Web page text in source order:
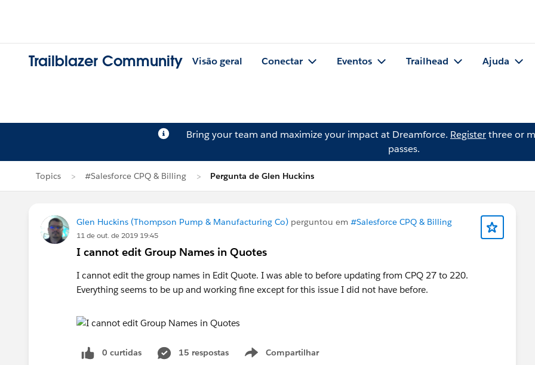
Trailblazer Community Visão geral Conectar Eventos Trailhead Ajuda
Bring your team and maximize your impact at Dreamforce. Registerthree or
passes.
Topics #Salesforce CPQ & Billing Pergunta de Glen Huckins
Glen Huckins (Thompson Pump & Manufacturing Co) perguntou em #Salesforce CPQ & Billing
11 de out. de 2019 19:45
I cannot edit Group Names in Quotes
I cannot edit the group names in Edit Quote. I was able to before updating from CPQ 27 to 220.
Everything seems to be up and working fine except for this issue I did not have before.
0 curtidas 15 respostas Compartilhar
Show menu